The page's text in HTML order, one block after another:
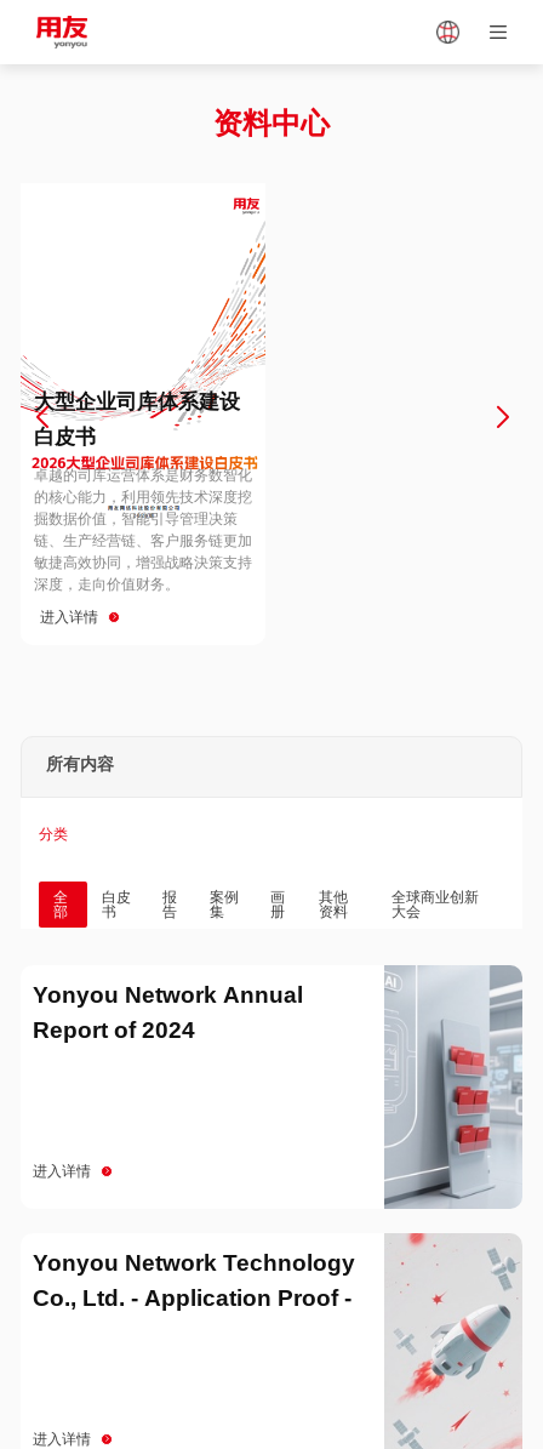
Vietnam
Europe
Hungary
Hong Kong
资料中心
大型企业司库体系建设
白皮书
卓越的司库运营体系是财务数智化
的核心能力，利用领先技术深度挖
掘数据价值，智能引导管理决策
链、生产经营链、客户服务链更加
敏捷高效协同，增强战略決策支持
深度，走向价值财务。
进入详情
所有内容
分类
全
部
白皮
书
报
告
案例
集
画
册
其他
资料
全球商业创新
大会
Yonyou Network Annual
Report of 2024
进入详情
Yonyou Network Technology
Co., Ltd. - Application Proof -
进入详情